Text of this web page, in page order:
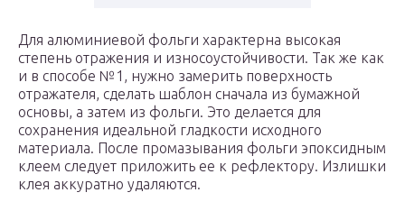
Для алюминиевой фольги характерна высокая
степень отражения и износоустойчивости. Так же как
и в способе №1, нужно замерить поверхность
отражателя, сделать шаблон сначала из бумажной
основы, а затем из фольги. Это делается для
сохранения идеальной гладкости исходного
материала. После промазывания фольги эпоксидным
клеем следует приложить ее к рефлектору. Излишки
клея аккуратно удаляются.